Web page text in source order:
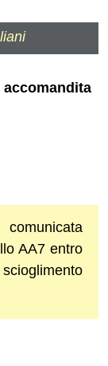
AA7 entro